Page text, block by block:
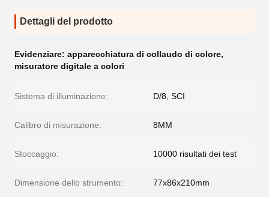
Dettagli del prodotto
Evidenziare: apparecchiatura di collaudo di colore,
misuratore digitale a colori
Sistema di illuminazione: D/8, SCI
Calibro di misurazione: 8MM
Stoccaggio: 10000 risultati dei test
Dimensione dello strumento: 77x86x210mm